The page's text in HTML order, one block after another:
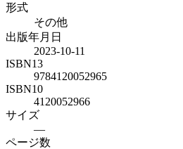
形式
その他
出版年月日
2023-10-11
ISBN13
9784120052965
ISBN10
4120052966
サイズ
—
ページ数